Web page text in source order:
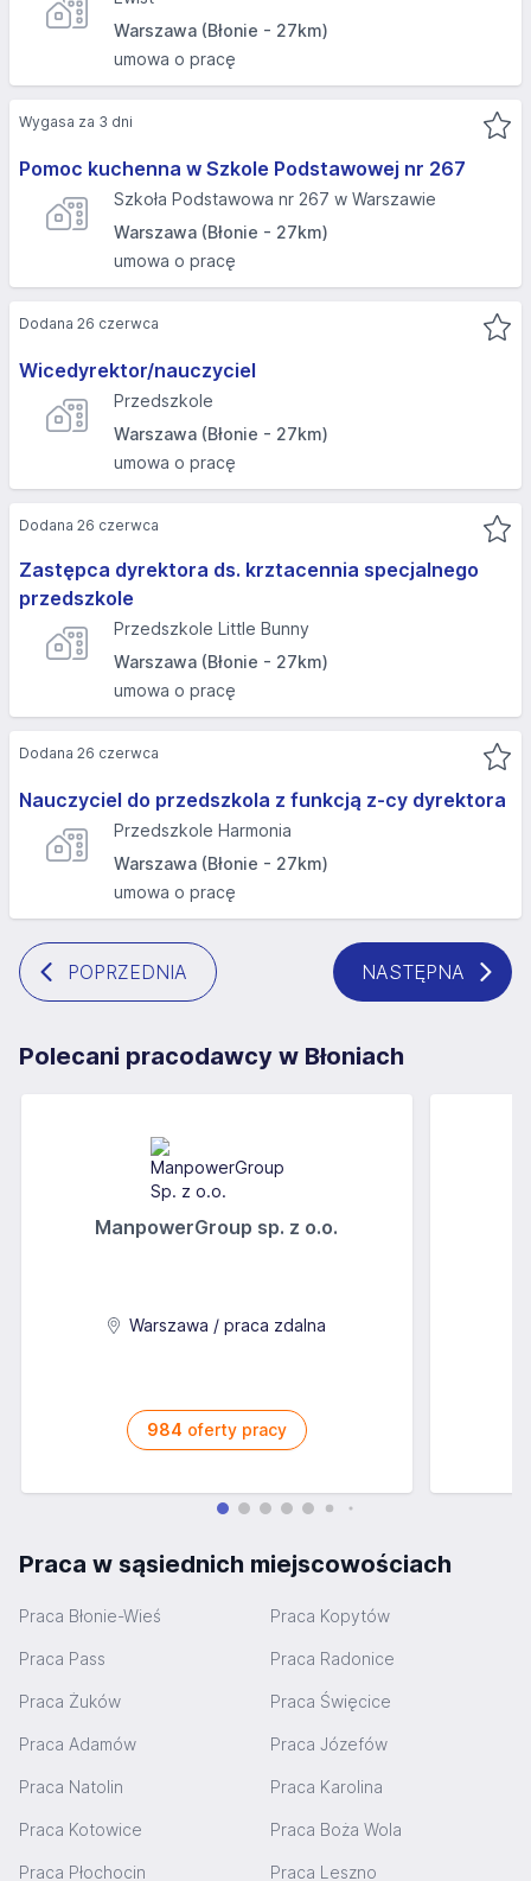
Warszawa (Błonie - 27km)
umowa o pracę
Pomoc kuchenna w Szkole Podstawowej nr 267
Szkoła Podstawowa nr 267 w Warszawie
Warszawa (Błonie - 27km)
umowa o pracę
Wygasa za 3 dni
Wicedyrektor/nauczyciel
Przedszkole
Warszawa (Błonie - 27km)
umowa o pracę
Dodana 26 czerwca
Zastępca dyrektora ds. krztacennia specjalnego
przedszkole
Przedszkole Little Bunny
Warszawa (Błonie - 27km)
umowa o pracę
Dodana 26 czerwca
Nauczyciel do przedszkola z funkcją z-cy dyrektora
Przedszkole Harmonia
Warszawa (Błonie - 27km)
umowa o pracę
Dodana 26 czerwca
POPRZEDNIA NASTĘPNA
Polecani pracodawcy w Błoniach
ManpowerGroup sp. z o.o.
Warszawa / praca zdalna
984 oferty pracy
Praca w sąsiednich miejscowościach
Praca Błonie-Wieś Praca Kopytów
Praca Pass Praca Radonice
Praca Żuków Praca Święcice
Praca Adamów Praca Józefów
Praca Natolin Praca Karolina
Praca Kotowice Praca Boża Wola
Praca Płochocin Praca Leszno